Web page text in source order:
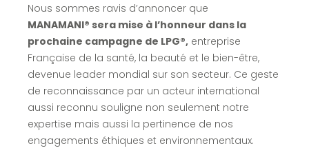
Nous sommes ravis d’annoncer que
MANAMANI® sera mise à l’honneur dans la
prochaine campagne de LPG®,entreprise
Française de la santé, la beauté et le bien-être,
devenue leader mondial sur son secteur. Ce geste
de reconnaissance par un acteur international
aussi reconnu souligne non seulement notre
expertise mais aussi la pertinence de nos
engagements éthiques et environnementaux.